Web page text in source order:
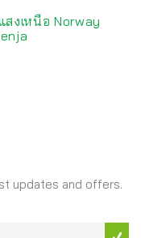
สงเหนือ Norway
updates and offers.